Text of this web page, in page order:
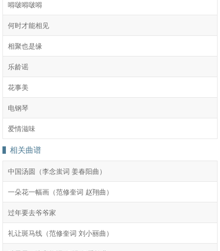
嘚啵嘚啵嘚
何时才能相见
相聚也是缘
乐龄谣
花事美
电钢琴
爱情滋味
相关曲谱
中国汤圆（李念蚩词 姜春阳曲）
一朵花一幅画（范修奎词 赵翔曲）
过年要去爷爷家
礼让斑马线（范修奎词 刘小丽曲）